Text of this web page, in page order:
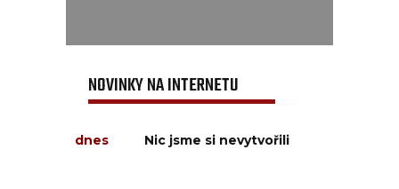
NOVINKY NA INTERNETU
dnes Nic jsme si nevytvořili